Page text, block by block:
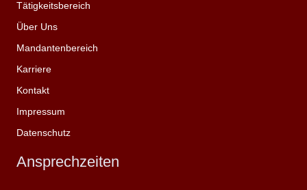
Tätigkeitsbereich
Über Uns
Mandantenbereich
Karriere
Kontakt
Impressum
Datenschutz
Ansprechzeiten